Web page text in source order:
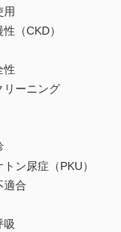
用
（CKD）
性
リーニング
ン尿症（PKU）
適合
吸